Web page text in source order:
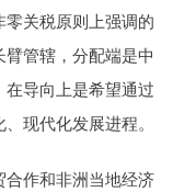
关税原则上强调的
管辖，分配端是中
导向上是希望通过
现代化发展进程。
作和非洲当地经济